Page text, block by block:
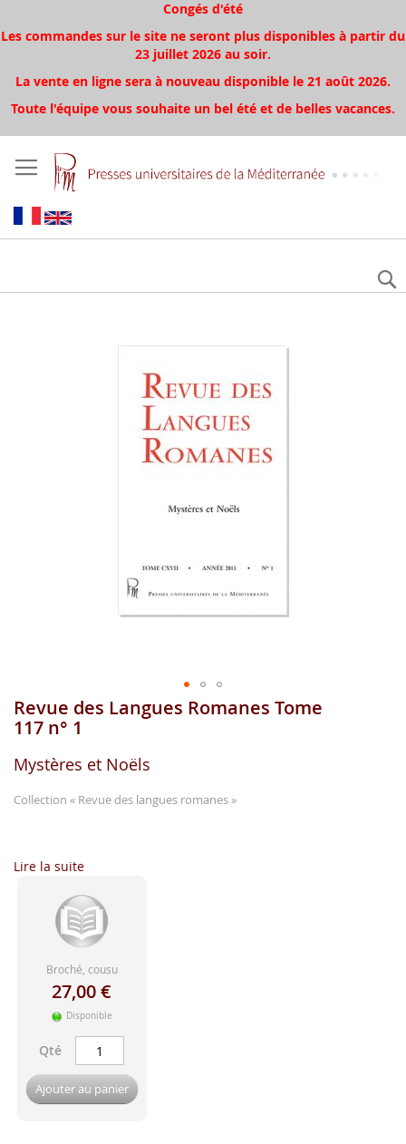
Congés d'été
Les commandes sur le site ne seront plus disponibles à partir du
23 juillet 2026 au soir.
La vente en ligne sera à nouveau disponible le 21 août 2026.
Toute l'équipe vous souhaite un bel été et de belles vacances.
Aller
au
de
gallerie
Revue des Langues Romanes Tome
117 n° 1
Mystères et Noëls
Collection « Revue des langues romanes »
Lire la suite
Broché, cousu
27,00 €
Disponible
Qté
Ajouter au panier